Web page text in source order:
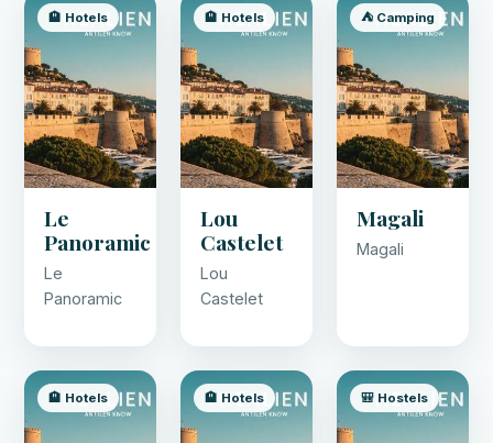
🏨 Hotels
Le
Panoramic
Le
Panoramic
🏨 Hotels
Lou
Castelet
Lou
Castelet
⛺ Camping
Magali
Magali
🏨 Hotels 🏨 Hotels 🎒 Hostels